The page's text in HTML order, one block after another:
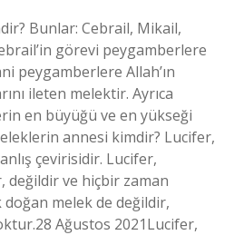
Bunlar: Cebrail, Mikail,
görevi peygamberlere
peygamberlere Allah’ın
ileten melektir. Ayrıca
en büyüğü ve en yükseği
annesi kimdir? Lucifer,
çevirisidir. Lucifer,
değildir ve hiçbir zaman
doğan melek de değildir,
Ağustos 2021Lucifer,